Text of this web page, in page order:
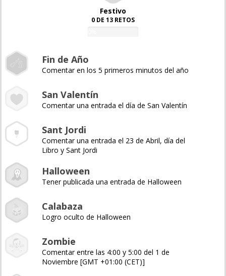
Festivo
0 DE 13 RETOS
Fin de Año
Comentar en los 5 primeros minutos del año
San Valentín
Comentar una entrada el día de San Valentín
Sant Jordi
Comentar una entrada el 23 de Abril, día del
Libro y Sant Jordi
Halloween
Tener publicada una entrada de Halloween
Calabaza
Logro oculto de Halloween
Zombie
Comentar entre las 4:00 y 5:00 del 1 de
Noviembre [GMT +01:00 (CET)]